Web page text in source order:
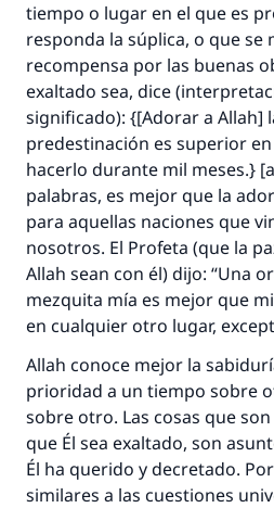
tiempo o lugar en el que es
responda la súplica, o que se
recompensa por las buenas
exaltado sea, dice
significado): {[Adorar a Allah]
predestinación es superior
hacerlo durante mil meses.}
palabras, es mejor que la
para aquellas naciones que
nosotros. El Profeta (que la
Allah sean con él) dijo: “Una
mezquita mía es mejor que
en cualquier otro lugar,
Allah conoce mejor la
prioridad a un tiempo sobre
sobre otro. Las cosas que
que Él sea exaltado, son
Él ha querido y decretado.
similares a las cuestiones